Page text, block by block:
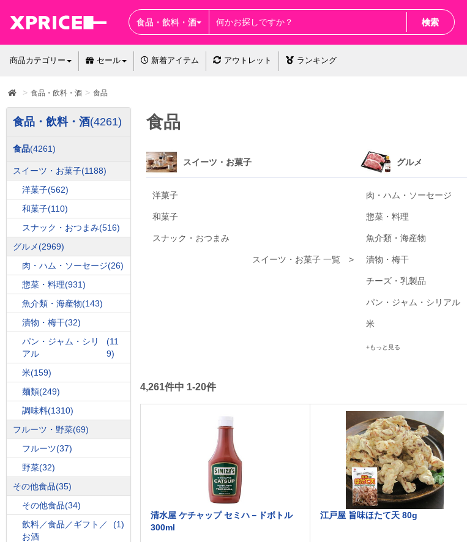
食品・飲料・酒 検索
商品カテゴリー セール 新着アイテム アウトレット ランキング
食品
スイーツ・お菓子
洋菓子
和菓子
スナック・おつまみ
スイーツ・お菓子
グルメ
肉・ハム・ソーセージ
惣菜・料理
魚介類・海産物
漬物・梅干
チーズ・乳製品
パン・ジャム・シリアル
米
もっと見る
4,261件中 1-20件
清水屋 ケチャップ セミハ－ドボトル
300ml
江戸屋 旨味ほたて天 80g
食品・飲料・酒(4261)
食品(4261)
スイーツ・お菓子(1188)
洋菓子(562)
和菓子(110)
スナック・おつまみ(516)
グルメ(2969)
肉・ハム・ソーセージ(26)
惣菜・料理(931)
魚介類・海産物(143)
漬物・梅干(32)
パン・ジャム・シリ
アル
(11
9)
米(159)
麺類(249)
調味料(1310)
フルーツ・野菜(69)
フルーツ(37)
野菜(32)
その他食品(35)
その他食品(34)
飲料／食品／ギフト／
お酒
(1)
食品・飲料・酒 食品